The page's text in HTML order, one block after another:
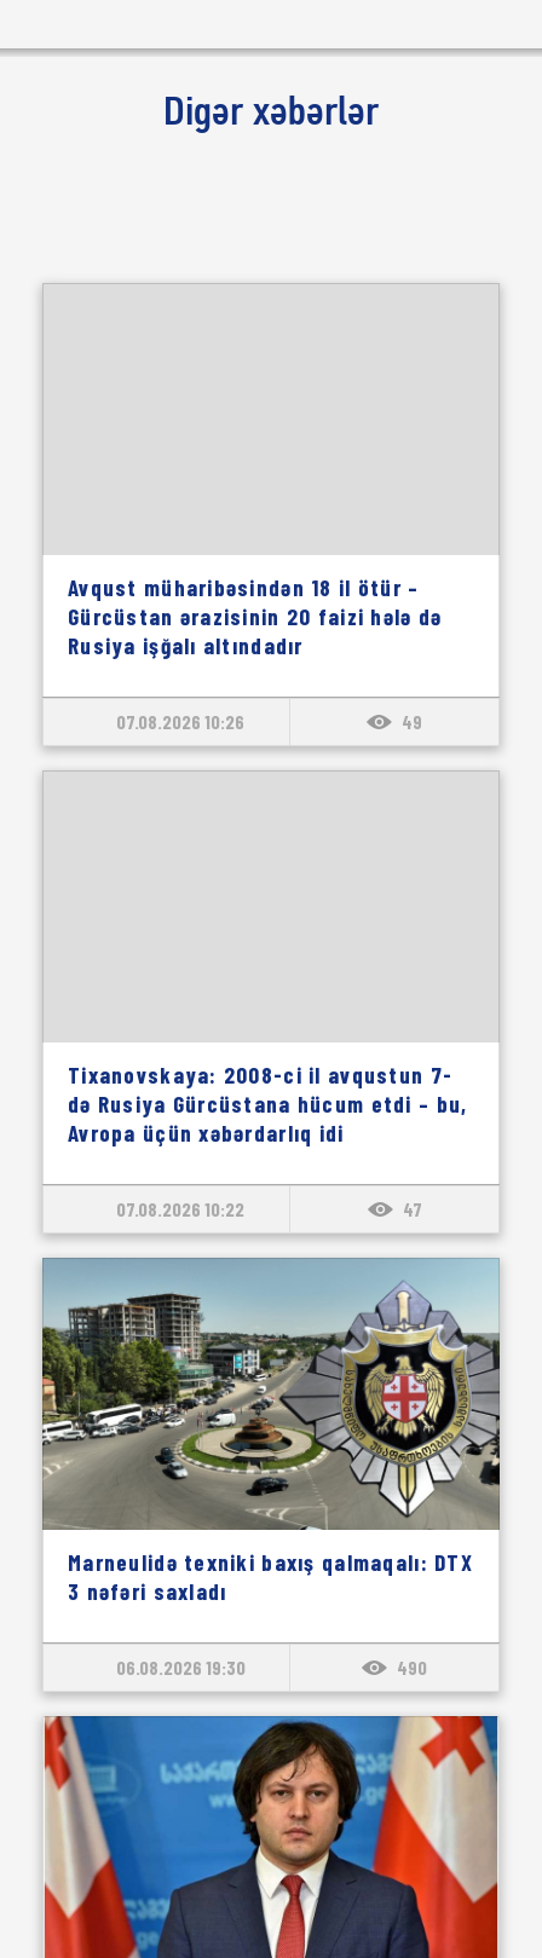
Digər xəbərlər
Avqust müharibəsindən 18 il ötür –
Gürcüstan ərazisinin 20 faizi hələ də
Rusiya işğalı altındadır
07.08.2026 10:26 49
Tixanovskaya: 2008-ci il avqustun 7-
də Rusiya Gürcüstana hücum etdi – bu,
Avropa üçün xəbərdarlıq idi
07.08.2026 10:22 47
Marneulidə texniki baxış qalmaqalı: DTX
3 nəfəri saxladı
06.08.2026 19:30 490